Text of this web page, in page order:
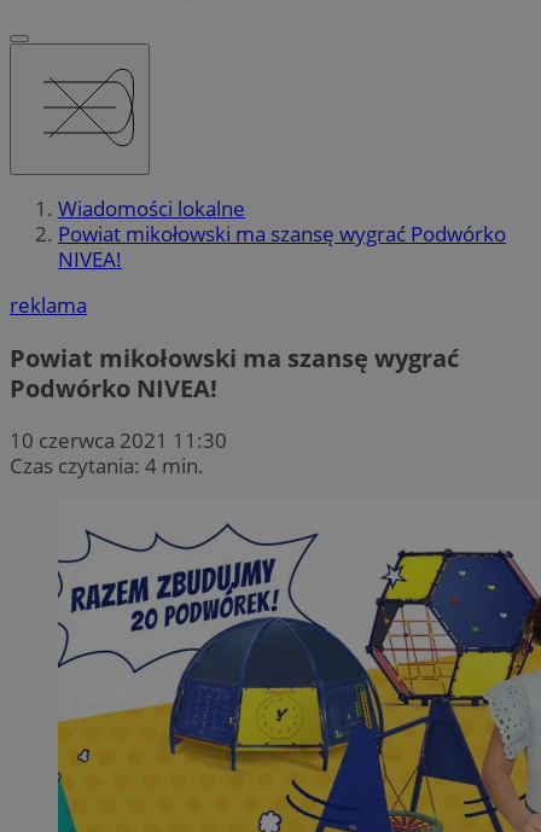
Wiadomości lokalne
Powiat mikołowski ma szansę wygrać Podwórko
NIVEA!
reklama
Powiat mikołowski ma szansę wygrać
Podwórko NIVEA!
10 czerwca 2021 11:30
Czas czytania: 4 min.